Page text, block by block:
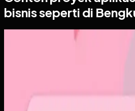
bisnis seperti di
Sebelumnya